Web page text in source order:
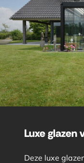
Luxe glazen
Deze luxe